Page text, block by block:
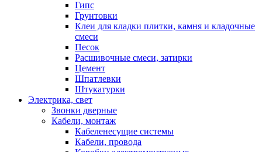
Гипс
Грунтовки
Клеи для кладки плитки, камня и кладочные
смеси
Песок
Расшивочные смеси, затирки
Цемент
Шпатлевки
Штукатурки
Электрика, свет
Звонки дверные
Кабели, монтаж
Кабеленесущие системы
Кабели, провода